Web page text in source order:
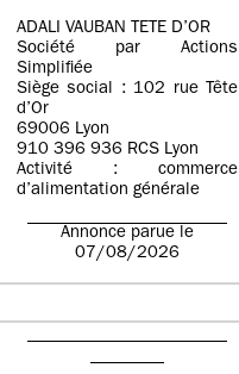
ADALI VAUBAN TETE D’OR
Société par Actions
Simplifiée
Siège social : 102 rue Tête
d’Or
69006 Lyon
910 396 936 RCS Lyon
Activité : commerce
d’alimentation générale
Annonce parue le
07/08/2026